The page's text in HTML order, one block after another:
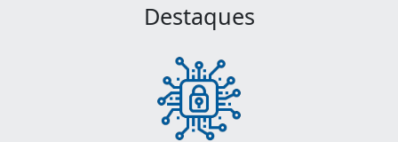
Destaques